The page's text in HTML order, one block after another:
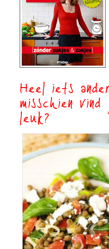
Heel iets
misschien
leuk?